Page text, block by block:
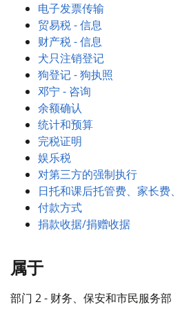
电子发票传输
贸易税 - 信息
财产税 - 信息
犬只注销登记
狗登记 - 狗执照
邓宁 - 咨询
余额确认
统计和预算
完税证明
娱乐税
对第三方的强制执行
日托和课后托管费、家长费
付款方式
捐款收据/捐赠收据
属于
部门 2 - 财务、保安和市民服务部